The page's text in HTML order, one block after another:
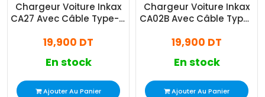
Chargeur Voiture Inkax
CA27 Avec Câble Type-C
19,900 DT
En stock
Ajouter Au Panier
Chargeur Voiture Inkax
CA02B Avec Câble Type-
19,900 DT
En stock
Ajouter Au Panier